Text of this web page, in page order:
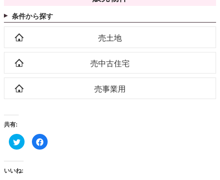
条件から探す
売土地
売中古住宅
売事業用
共有:
ク
リ
し
て
Twitter
Facebook
で
いいね: